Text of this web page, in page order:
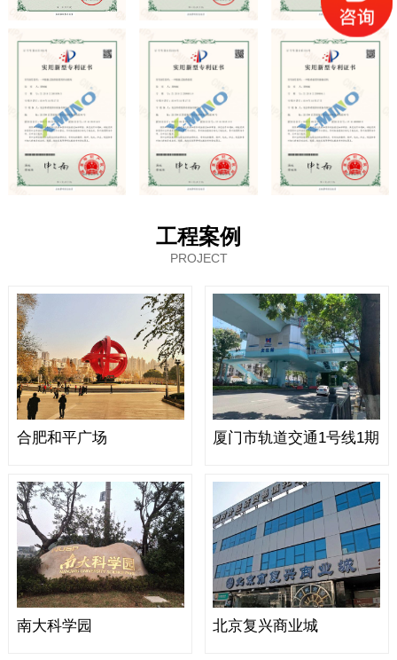
工程案例
PROJECT
合肥和平广场 厦门市轨道交通1号线1期
南大科学园 北京复兴商业城